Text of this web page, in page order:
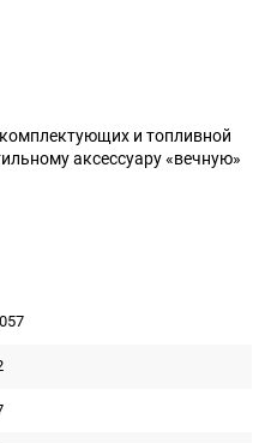
и топливной
аксессуару «вечную»